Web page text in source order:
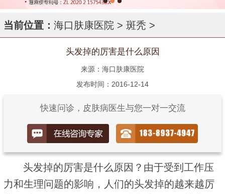
当前位置： 海口肤康医院 > 斑秃 >
头发掉的厉害是什么原因
来源：海口肤康医院
发布时间：2016-12-14
快速问诊，皮肤病医生与您一对一交流
头发掉的厉害是什么原因？由于受到工作压
力和生理问题的影响，人们的头发掉的越来越厉